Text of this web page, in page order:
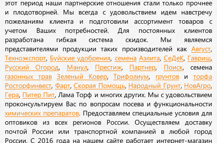
этот период наши партнерские отношения стали только прочнее
и плодотворней. Мы всегда с удовольствием идем навстречу
пожеланиям клиента и подготовили ассортимент товаров с
учетом Ваших потребностей. Для постоянных клиентов
разработана гибкая система скидок. Мы являемся
представителями продукции таких производителей как Август
Техноэкспорт Буйские удобрения семена Аэлита, СеДеК Гавриш
Русский Огород Манул, Престиж Партнер Поиск, семена
газонных трав Зеленый Ковер,Трифолиум грунтовиторфа
Росторфинвест Фарт, Скорая Помощь Народный Грунт, НовАгро
Гера Питер Пит , Лама Торф и многих других. Мы с удовольствием
проконсультируем Вас по вопросам посева и функциональности
химических препаратов. Предоставляем специальные условия для
оптовиков из всех регионов России. Осуществляем доставку
почтой России или транспортной компанией в любой город
России. С 2016 года на нашем сайте работает интернет-магазин